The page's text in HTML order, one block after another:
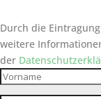
Durch die
weitere
der